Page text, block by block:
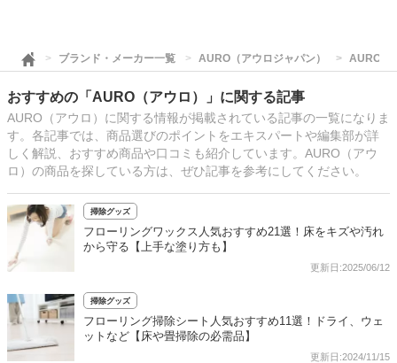
ブランド・メーカー一覧 AURO（アウロジャパン） AURO（
おすすめの「AURO（アウロ）」に関する記事
AURO（アウロ）に関する情報が掲載されている記事の一覧になりま
す。各記事では、商品選びのポイントをエキスパートや編集部が詳
しく解説、おすすめ商品や口コミも紹介しています。AURO（アウ
ロ）の商品を探している方は、ぜひ記事を参考にしてください。
掃除グッズ
フローリングワックス人気おすすめ21選！床をキズや汚れ
から守る【上手な塗り方も】
更新日:2025/06/12
掃除グッズ
フローリング掃除シート人気おすすめ11選！ドライ、ウェ
ットなど【床や畳掃除の必需品】
更新日:2024/11/15